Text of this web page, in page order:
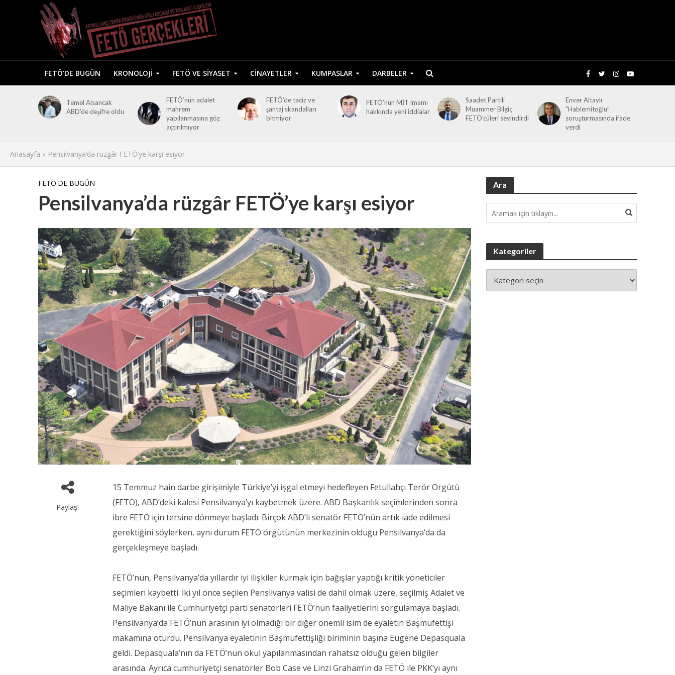
FETÖ’DE BUGÜN KRONOLOJI FETÖ VE SIYASET CINAYETLER KUMPASLAR DARBELER
Temel Alsancak
ABD’de deşifre oldu
FETÖ’nün adalet
mahrem
yapılanmasına göz
açtırılmıyor
FETÖ’de taciz ve
şantaj skandalları
bitmiyor
FETÖ’nün MİT imamı
hakkında yeni iddialar
Saadet Partili
Muammer Bilgiç
FETÖ’cüleri sevindirdi
Enver Altaylı
“Hablemitoğlu”
soruşturmasında ifade
verdi
Anasayfa » Pensilvanya’da rüzgâr FETÖ’ye karşı esiyor
FETÖ'DE BUGÜN
Pensilvanya’da rüzgâr FETÖ’ye karşı esiyor
Paylaş!
15 Temmuz hain darbe girişimiyle Türkiye’yi işgal etmeyi hedefleyen Fetullahçı Terör Örgütü
(FETÖ), ABD’deki kalesi Pensilvanya’yı kaybetmek üzere. ABD Başkanlık seçimlerinden sonra
ibre FETÖ için tersine dönmeye başladı. Birçok ABD’li senatör FETÖ’nün artık iade edilmesi
gerektiğini söylerken, aynı durum FETÖ örgütünün merkezinin olduğu Pensilvanya’da da
gerçekleşmeye başladı.
FETÖ’nün, Pensilvanya’da yıllardır iyi ilişkiler kurmak için bağışlar yaptığı kritik yöneticiler
seçimleri kaybetti. İki yıl önce seçilen Pensilvanya valisi de dahil olmak üzere, seçilmiş Adalet ve
Maliye Bakanı ile Cumhuriyetçi parti senatörleri FETÖ’nün faaliyetlerini sorgulamaya başladı.
Pensilvanya’da FETÖ’nün arasının iyi olmadığı bir diğer önemli isim de eyaletin Başmüfettişi
makamına oturdu. Pensilvanya eyaletinin Başmüfettişliği biriminin başına Eugene Depasquala
geldi. Depasquala’nın da FETÖ’nün okul yapılanmasından rahatsız olduğu gelen bilgiler
arasında. Ayrıca cumhuriyetçi senatörler Bob Case ve Linzi Graham’ın da FETÖ ile PKK’yı aynı
Ara
Kategoriler